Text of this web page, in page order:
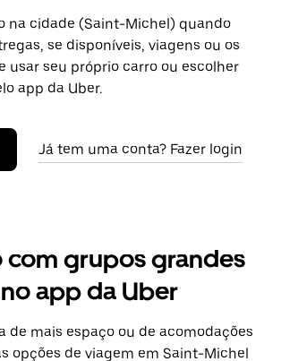
na cidade (Saint-Michel) quando
se disponíveis, viagens ou os
usar seu próprio carro ou escolher
app da Uber.
Já tem uma conta? Fazer login
com grupos grandes
app da Uber
de mais espaço ou de acomodações
opções de viagem em Saint-Michel